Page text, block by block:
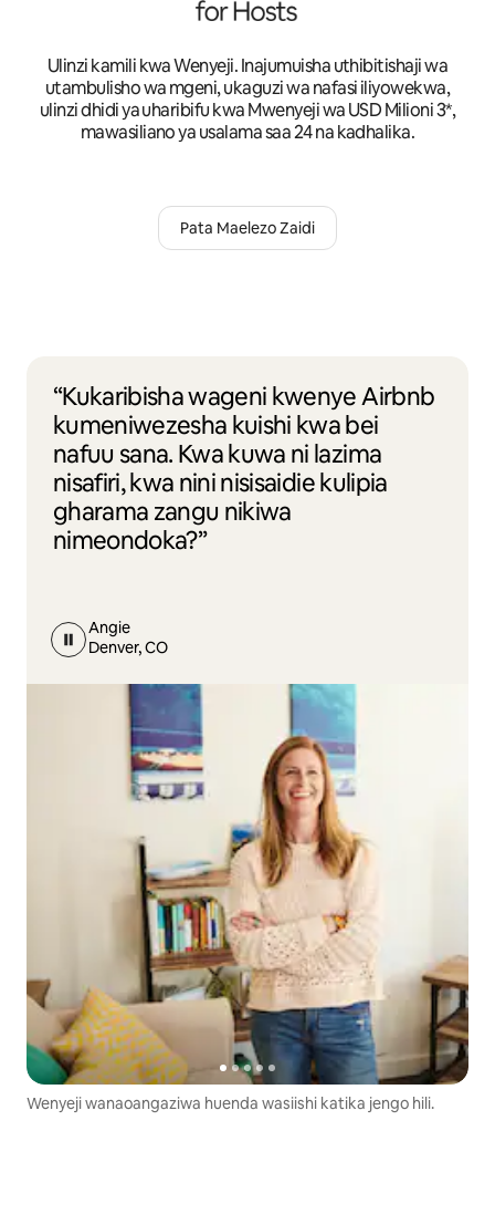
Ulinzi kamili kwa Wenyeji. Inajumuisha uthibitishaji wa
utambulisho wa mgeni, ukaguzi wa nafasi iliyowekwa,
ulinzi dhidi ya uharibifu kwa Mwenyeji wa USD Milioni 3*,
mawasiliano ya usalama saa 24 na kadhalika.
Pata Maelezo Zaidi
“Kukaribisha wageni kwenye Airbnb
kumeniwezesha kuishi kwa bei
nafuu sana. Kwa kuwa ni lazima
nisafiri, kwa nini nisisaidie kulipia
gharama zangu nikiwa
nimeondoka?”
Angie
Denver, CO
Wenyeji wanaoangaziwa huenda wasiishi katika jengo hili.